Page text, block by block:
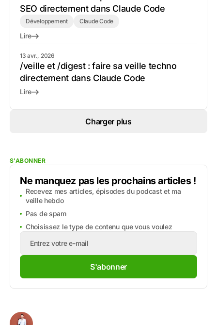
SEO directement dans Claude Code
Développement Claude Code
Lire
13 avr., 2026
/veille et /digest : faire sa veille techno
directement dans Claude Code
Lire
Charger plus
S'ABONNER
Ne manquez pas les prochains articles !
Recevez mes articles, épisodes du podcast et ma
veille hebdo
Pas de spam
Choisissez le type de contenu que vous voulez
S'abonner